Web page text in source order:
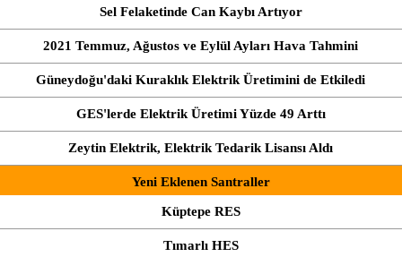
Sel Felaketinde Can Kaybı Artıyor
2021 Temmuz, Ağustos ve Eylül Ayları Hava Tahmini
Güneydoğu'daki Kuraklık Elektrik Üretimini de Etkiledi
GES'lerde Elektrik Üretimi Yüzde 49 Arttı
Zeytin Elektrik, Elektrik Tedarik Lisansı Aldı
Yeni Eklenen Santraller
Küptepe RES
Tımarlı HES